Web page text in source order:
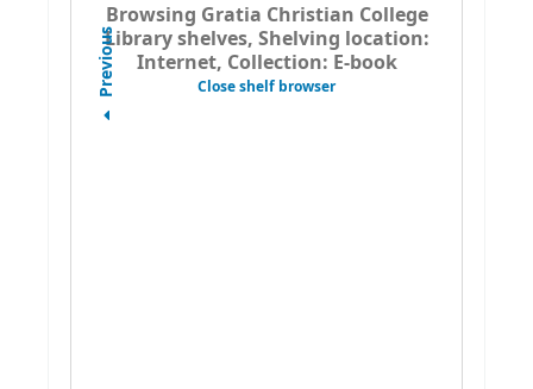
Browsing Gratia Christian College
Library shelves, Shelving location:
Internet, Collection: E-book
Close shelf browser
Previous